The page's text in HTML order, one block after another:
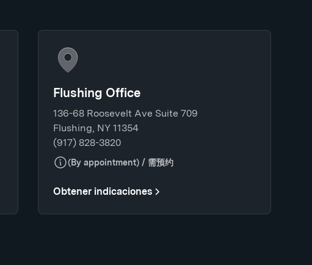
Flushing Office
136-68 Roosevelt Ave Suite 709
Flushing, NY 11354
(917) 828-3820
(By appointment) / 需预约
Obtener indicaciones